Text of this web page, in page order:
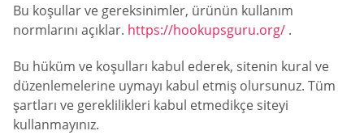
Bu koşullar ve gereksinimler, ürünün kullanım
normlarını açıklar. https://hookupsguru.org/ .
Bu hüküm ve koşulları kabul ederek, sitenin kural ve
düzenlemelerine uymayı kabul etmiş olursunuz. Tüm
şartları ve gereklilikleri kabul etmedikçe siteyi
kullanmayınız.